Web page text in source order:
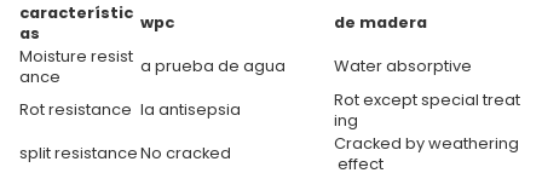
característic
as
wpc
de madera
Moisture resist
ance
a prueba de agua
Water absorptive
Rot resistance la antisepsia
Rot except special treat
ing
splitresistanceNo cracked
Cracked by weathering
effect